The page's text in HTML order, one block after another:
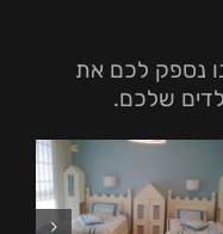
צור קשר
נספק לכם את
שלכם.